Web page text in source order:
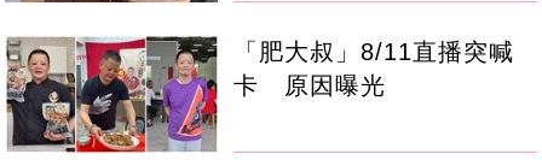
「肥大叔」8/11直播突喊
卡 原因曝光